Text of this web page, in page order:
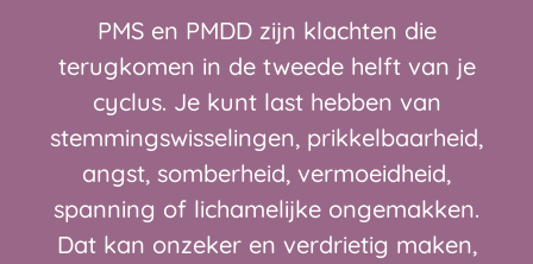
PMS en PMDD zijn klachten die
terugkomen in de tweede helft van je
cyclus. Je kunt last hebben van
stemmingswisselingen, prikkelbaarheid,
angst, somberheid, vermoeidheid,
spanning of lichamelijke ongemakken.
Dat kan onzeker en verdrietig maken,